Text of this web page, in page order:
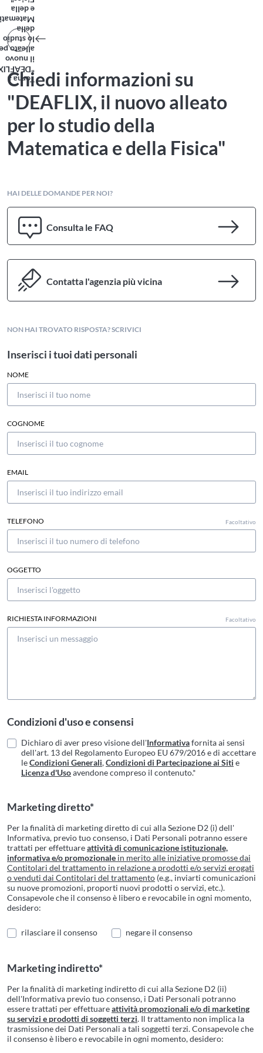
Torna a
il nuovo
per
lo studio
della
e della
Chiedi informazioni su
"DEAFLIX, il nuovo alleato
per lo studio della
Matematica e della Fisica"
NON HAI TROVATO RISPOSTA? SCRIVICI
Inserisci i tuoi dati personali
NOME
COGNOME
EMAIL
TELEFONO Facoltativo
OGGETTO
RICHIESTA INFORMAZIONI Facoltativo
Condizioni d'uso e consensi
Dichiaro di aver preso visione dell'Informativafornita ai sensi
dell'art. 13 del Regolamento Europeo EU 679/2016 e di accettare
leCondizioni Generali,Condizioni di Partecipazione ai Siti e
Licenza d'Usoavendone compreso il contenuto.*
Marketing diretto*
Per la finalità di marketing diretto di cui alla Sezione D2 (i) dell'
Informativa, previo tuo consenso, i Dati Personali potranno essere
trattati per effettuareattività di comunicazione istituzionale,
informativa e/o promozionale in merito alle iniziative promosse dai
Contitolari del trattamento in relazione a prodotti e/o servizi erogati
o venduti dai Contitolari del trattamento (e.g., inviarti comunicazioni
su nuove promozioni, proporti nuovi prodotti o servizi, etc.).
Consapevole che il consenso è libero e revocabile in ogni momento,
desidero:
rilasciare il consenso negare il consenso
Marketing indiretto*
Per la finalità di marketing indiretto di cui alla Sezione D2 (ii)
dell'Informativa previo tuo consenso, i Dati Personali potranno
essere trattati per effettuareattività promozionali e/o di marketing
su servizi e prodotti di soggetti terzi. Il trattamento non implica la
trasmissione dei Dati Personali a tali soggetti terzi. Consapevole che
il consenso è libero e revocabile in ogni momento, desidero:
HAI DELLE DOMANDE PER NOI?
Consulta le FAQ
Contatta l'agenzia più vicina